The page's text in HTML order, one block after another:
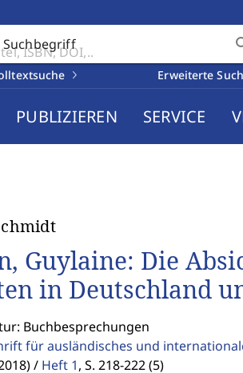
Suchbegriff
Erweiterte
PUBLIZIEREN SERVICE
Guylaine: Die
in Deutschland
Buchbesprechungen
für ausländisches und
/ Heft 1, S. 218-222 (5)